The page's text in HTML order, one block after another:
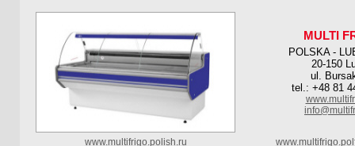
MULTI
POLSKA -
20-150
ul.
tel.: +48 81
www.multifrigo.polish.ru